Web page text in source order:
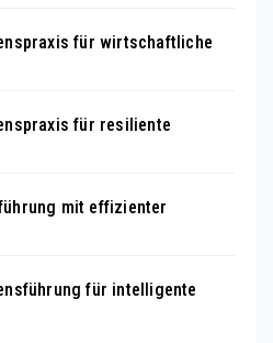
für wirtschaftliche
für resiliente
mit effizienter
für intelligente